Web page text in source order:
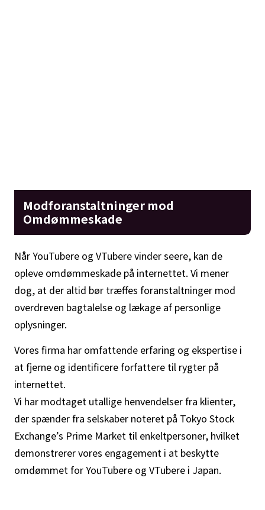
Modforanstaltninger mod
Omdømmeskade
Når YouTubere og VTubere vinder seere, kan de
opleve omdømmeskade på internettet. Vi mener
dog, at der altid bør træffes foranstaltninger mod
overdreven bagtalelse og lækage af personlige
oplysninger.
Vores firma har omfattende erfaring og ekspertise i
at fjerne og identificere forfattere til rygter på
internettet.
Vi har modtaget utallige henvendelser fra klienter,
der spænder fra selskaber noteret på Tokyo Stock
Exchange’s Prime Market til enkeltpersoner, hvilket
demonstrerer vores engagement i at beskytte
omdømmet for YouTubere og VTubere i Japan.